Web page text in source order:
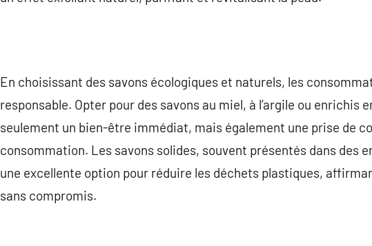
En choisissant des savons écologiques et naturels, les
responsable. Opter pour des savons au miel, à l’argile ou enrichis
seulement un bien-être immédiat, mais également une prise de
consommation. Les savons solides, souvent présentés dans des
une excellente option pour réduire les déchets plastiques,
sans compromis.